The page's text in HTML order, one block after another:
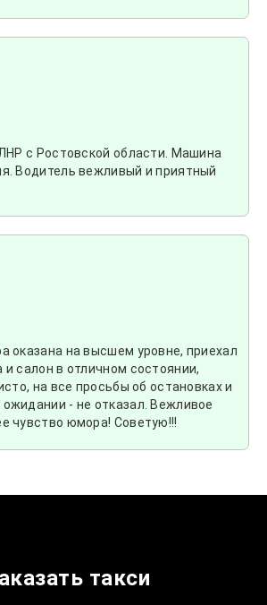
с Ростовской области. Машина
Водитель вежливый и приятный
оказана на высшем уровне, приехал
салон в отличном состоянии,
на все просьбы об остановках и
- не отказал. Вежливое
чувство юмора! Советую!!!
такси